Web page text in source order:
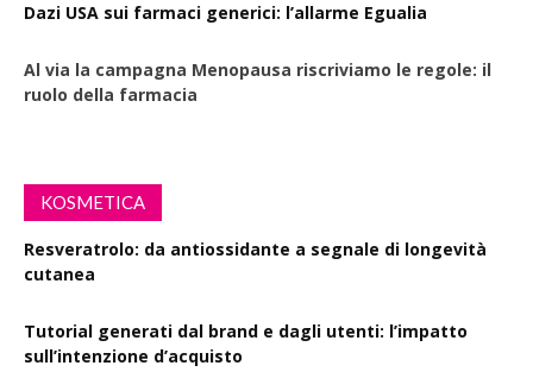
Dazi USA sui farmaci generici: l’allarme Egualia
Al via la campagna Menopausa riscriviamo le regole: il
ruolo della farmacia
KOSMETICA
Resveratrolo: da antiossidante a segnale di longevità
cutanea
Tutorial generati dal brand e dagli utenti: l’impatto
sull’intenzione d’acquisto